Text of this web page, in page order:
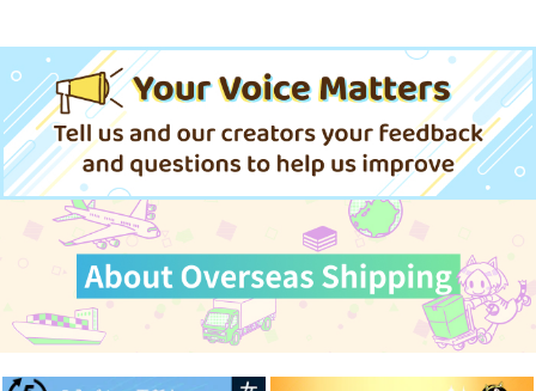
Veil
twilight
23:45
夜明けとヴェール
ぬいパレード
churaumi
き方講座「絵道」
集英社インター
572円（税込）
サンプル
作品詳細